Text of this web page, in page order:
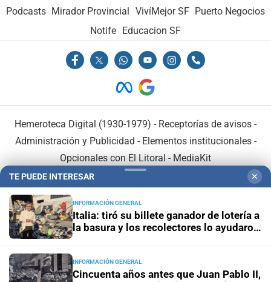
Podcasts Mirador Provincial VivíMejor SF Puerto Negocios
Notife Educacion SF
Hemeroteca Digital (1930-1979) - Receptorías de avisos -
Administración y Publicidad - Elementos institucionales-
Opcionales con El Litoral - MediaKit
En Asociación con:
TE PUEDE INTERESAR ✕
INFORMACIÓN GENERAL
Italia: tiró su billete ganador de lotería a
la basura y los recolectores lo ayudaron
INFORMACIÓN GENERAL
Cincuenta años antes que Juan Pablo II,